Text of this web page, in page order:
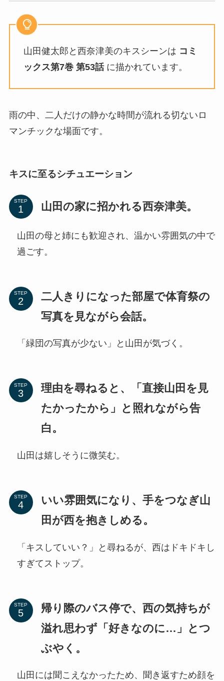
山田健太郎と西奈津美のキスシーンは コミ
ックス第7巻 第53話に描かれています。
雨の中、二人だけの静かな時間が流れる切ないロ
マンチックな場面です。
キスに至るシチュエーション
STEP 山田の家に招かれる西奈津美。
山田の母と姉にも歓迎され、温かい雰囲気の中で
過ごす。
STEP
二人きりになった部屋で体育祭の
写真を見ながら会話。
「緑団の写真が少ない」と山田が気づく。
STEP
理由を尋ねると、「直接山田を見
たかったから」と照れながら告
白。
山田は嬉しそうに微笑む。
STEP
いい雰囲気になり、手をつなぎ山
田が西を抱きしめる。
「キスしていい？」と尋ねるが、西はドキドキし
すぎてストップ。
STEP
帰り際のバス停で、西の気持ちが
溢れ思わず「好きなのに…」とつ
ぶやく。
山田には聞こえなかったため、聞き返すため顔を